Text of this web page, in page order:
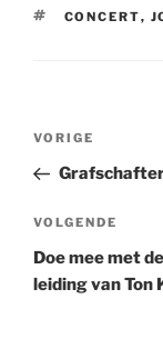
TAGS
CONCERT,
Bericht
Vorig
bericht
VORIGE
Volgend
bericht
VOLGENDE
Doe mee met
leiding van Ton